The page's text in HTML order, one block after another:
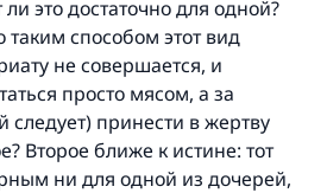
это достаточно для одной?
способом этот вид
не совершается, и
просто мясом, а за
следует) принести в жертву
Второе ближе к истине: тот
ни для одной из дочерей,